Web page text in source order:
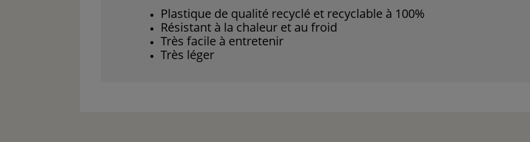
Plastique de qualité recyclé et recyclable à 100%
Résistant à la chaleur et au froid
Très facile à entretenir
Très léger